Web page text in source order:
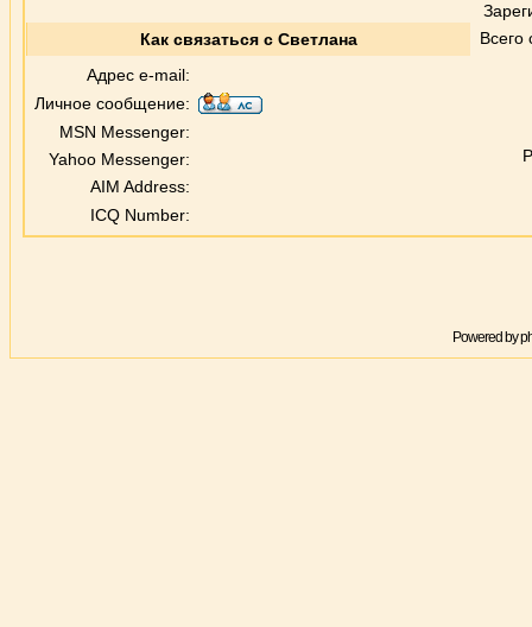
Как связаться с Светлана
Адрес e-mail:
Личное сообщение:
MSN Messenger:
Yahoo Messenger:
AIM Address:
ICQ Number:
Powered by